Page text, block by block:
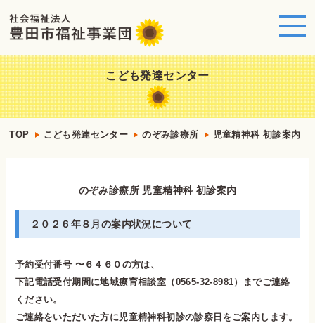
こども発達センター
TOP こども発達センター のぞみ診療所 児童精神科 初診案内
のぞみ診療所 児童精神科 初診案内
２０２６年８月の案内状況について
予約受付番号 〜６４６０の方は、
下記電話受付期間に地域療育相談室（0565-32-8981）までご連絡
ください。
ご連絡をいただいた方に児童精神科初診の診察日をご案内します。